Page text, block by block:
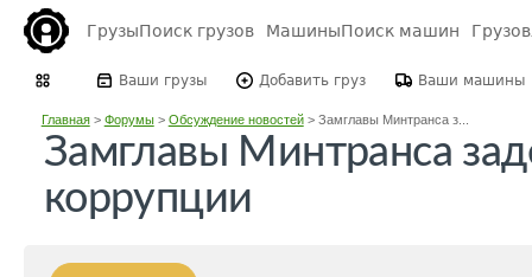
ГрузыПоиск грузов МашиныПоиск машин
Ваши грузы Добавить груз Ваши машины
Главная> Форумы> Обсуждение новостей> Замглавы Минтранса з...
Замглавы Минтранса
коррупции